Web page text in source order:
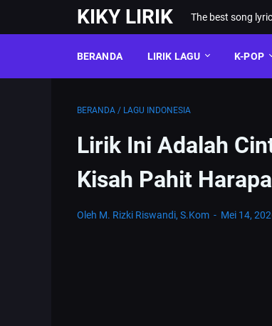
KIKY LIRIK The best song
BERANDA LIRIK LAGU K-POP
BERANDA / LAGU INDONESIA
Lirik Ini Adalah
Kisah Pahit
Oleh M. Rizki Riswandi, S.Kom Mei 14,